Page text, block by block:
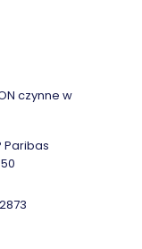
czynne w
Paribas